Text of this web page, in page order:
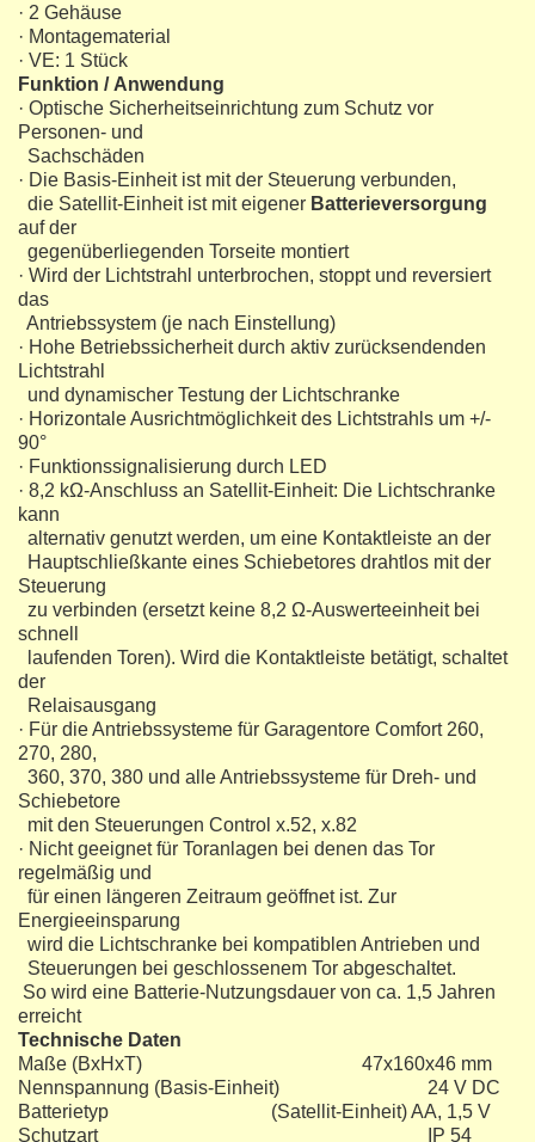
· 2 Gehäuse
· Montagematerial
· VE: 1 Stück
Funktion / Anwendung
· Optische Sicherheitseinrichtung zum Schutz vor
Personen- und
Sachschäden
· Die Basis-Einheit ist mit der Steuerung verbunden,
die Satellit-Einheit ist mit eigener Batterieversorgung
auf der
gegenüberliegenden Torseite montiert
· Wird der Lichtstrahl unterbrochen, stoppt und reversiert
das
Antriebssystem (je nach Einstellung)
· Hohe Betriebssicherheit durch aktiv zurücksendenden
Lichtstrahl
und dynamischer Testung der Lichtschranke
· Horizontale Ausrichtmöglichkeit des Lichtstrahls um +/-
90°
· Funktionssignalisierung durch LED
· 8,2 kΩ-Anschluss an Satellit-Einheit: Die Lichtschranke
kann
alternativ genutzt werden, um eine Kontaktleiste an der
Hauptschließkante eines Schiebetores drahtlos mit der
Steuerung
zu verbinden (ersetzt keine 8,2 Ω-Auswerteeinheit bei
schnell
laufenden Toren). Wird die Kontaktleiste betätigt, schaltet
der
Relaisausgang
· Für die Antriebssysteme für Garagentore Comfort 260,
270, 280,
360, 370, 380 und alle Antriebssysteme für Dreh- und
Schiebetore
mit den Steuerungen Control x.52, x.82
· Nicht geeignet für Toranlagen bei denen das Tor
regelmäßig und
für einen längeren Zeitraum geöffnet ist. Zur
Energieeinsparung
wird die Lichtschranke bei kompatiblen Antrieben und
Steuerungen bei geschlossenem Tor abgeschaltet.
So wird eine Batterie-Nutzungsdauer von ca. 1,5 Jahren
erreicht
Technische Daten
Maße (BxHxT) 47x160x46 mm
Nennspannung (Basis-Einheit) 24 V DC
Batterietyp (Satellit-Einheit) AA, 1,5 V
Schutzart IP 54